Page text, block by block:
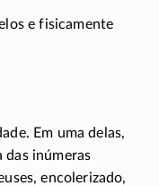
e fisicamente
Em uma delas,
das inúmeras
encolerizado,